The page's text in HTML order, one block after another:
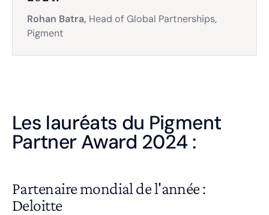
Rohan Batra, Head of Global Partnerships,
Pigment
Les lauréats du Pigment
Partner Award 2024 :
Partenaire mondial de l'année :
Deloitte